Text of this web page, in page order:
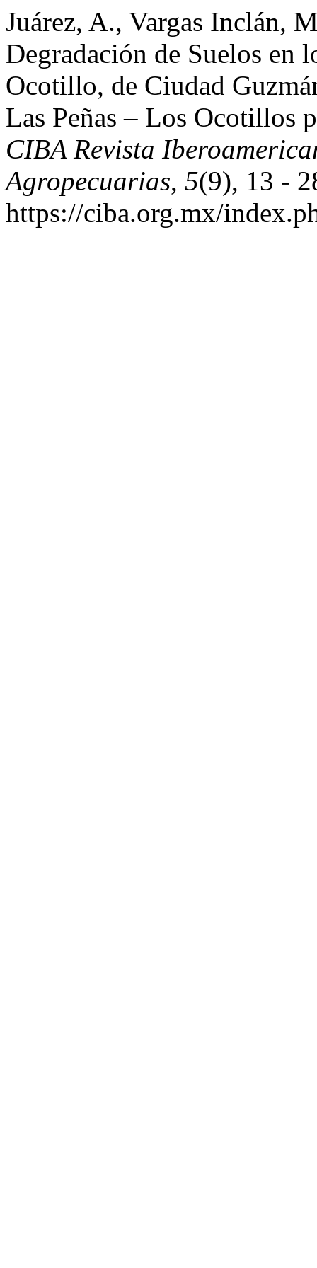
Juárez, A., Vargas Inclán,
Degradación de Suelos en
Ocotillo, de Ciudad
Las Peñas – Los Ocotillos
CIBA Revista
Agropecuarias, 5(9), 13 -
https://ciba.org.mx/